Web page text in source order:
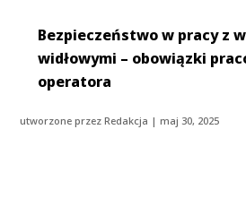
Bezpieczeństwo w pracy z
widłowymi – obowiązki
operatora
utworzone przezRedakcja |maj 30, 2025